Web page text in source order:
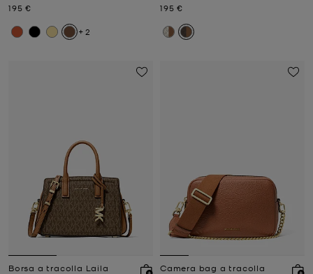
Prezzo attuale
195 €
+2
Prezzo attuale
195 €
Borsa a tracolla Laila
Camera bag a tracolla